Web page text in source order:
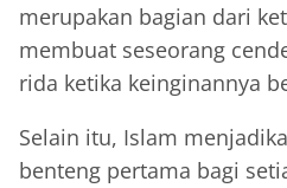
merupakan bagian dari
membuat seseorang
rida ketika keinginannya
Selain itu, Islam
benteng pertama bagi